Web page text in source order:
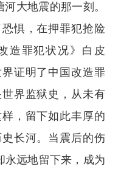
大地震的那一刻。
惧，在押罪犯抢险
造罪犯状况》白皮
证明了中国改造罪
界监狱史，从未有
，留下如此丰厚的
长河。当震后的伤
永远地留下来，成为